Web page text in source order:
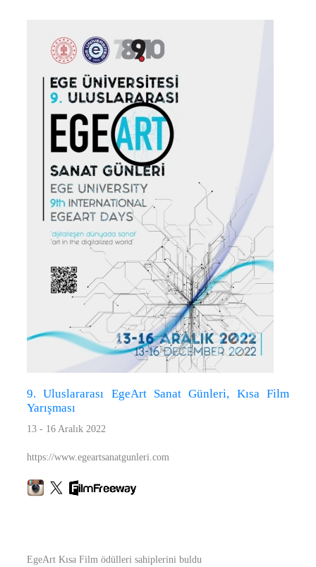
9. Uluslararası EgeArt Sanat Günleri, Kısa Film
Yarışması
13 - 16 Aralık 2022
https://www.egeartsanatgunleri.com
EgeArt Kısa Film ödülleri sahiplerini buldu